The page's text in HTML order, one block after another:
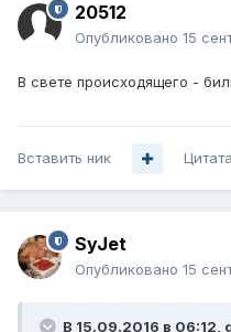
20512
Опубликовано 15
В свете происходящего -
Вставить ник Цитата
SyJet
Опубликовано 15
В 15.09.2016 в 06:12,